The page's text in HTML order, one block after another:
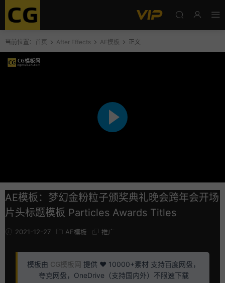
当前位置： 首页 After Effects AE模板 正文
AE模板：梦幻金粉粒子颁奖典礼晚会跨年会开场
片头标题模板 Particles Awards Titles
2021-12-27 AE模板 推广
模板由 CG模板网 提供 ❤️ 10000+素材 支持百度网盘，
夸克网盘，OneDrive（支持国内外）不限速下载